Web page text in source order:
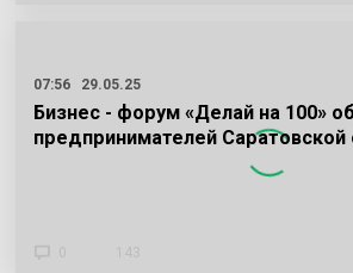
07:56 29.05.25
Бизнес - форум «Делай на 100»
предпринимателей Саратовской